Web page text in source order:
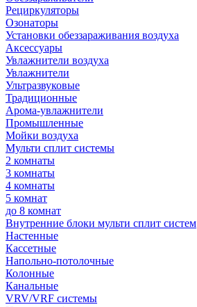
Рециркуляторы
Озонаторы
Установки обеззараживания воздуха
Аксессуары
Увлажнители воздуха
Увлажнители
Ультразвуковые
Традиционные
Арома-увлажнители
Промышленные
Мойки воздуха
Мульти сплит системы
2 комнаты
3 комнаты
4 комнаты
5 комнат
до 8 комнат
Внутренние блоки мульти сплит систем
Настенные
Кассетные
Напольно-потолочные
Колонные
Канальные
VRV/VRF системы